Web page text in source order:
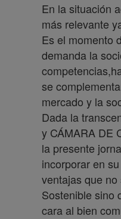
En la situación
más relevante
Es el momento
demanda la
se
mercado y la
Dada la
y CÁMARA DE
la presente
incorporar en
ventajas que
Sostenible sino
cara al bien